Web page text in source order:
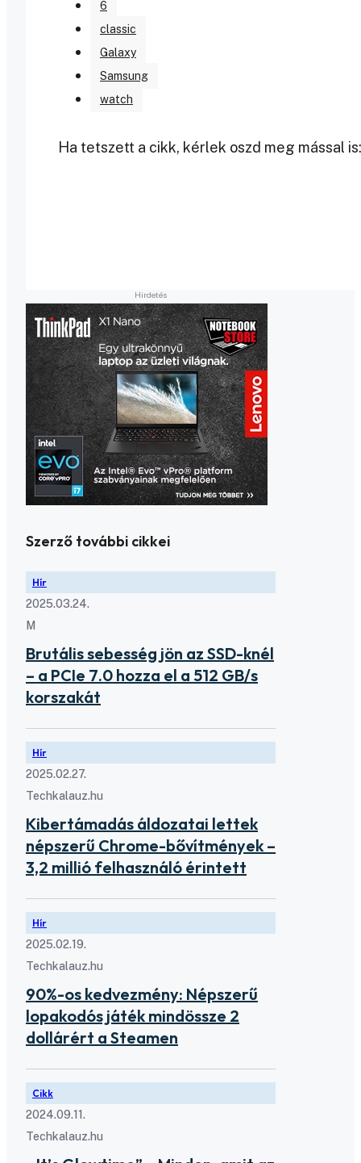
6
classic
Galaxy
Samsung
watch
Ha tetszett a cikk, kérlek oszd meg mással is:
Szerző további cikkei
Hír
2025.03.24.
M
Brutális sebesség jön az SSD-knél
– a PCIe 7.0 hozza el a 512 GB/s
korszakát
Hír
2025.02.27.
Techkalauz.hu
Kibertámadás áldozatai lettek
népszerű Chrome-bővítmények –
3,2 millió felhasználó érintett
Hír
2025.02.19.
Techkalauz.hu
90%-os kedvezmény: Népszerű
lopakodós játék mindössze 2
dollárért a Steamen
Cikk
2024.09.11.
Techkalauz.hu